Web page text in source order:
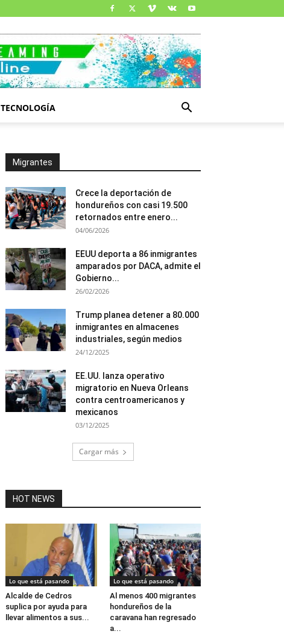
TECNOLOGÍA
Migrantes
Crece la deportación de
hondureños con casi 19.500
retornados entre enero...
04/06/2026
EEUU deporta a 86 inmigrantes
amparados por DACA, admite el
Gobierno...
26/02/2026
Trump planea detener a 80.000
inmigrantes en almacenes
industriales, según medios
24/12/2025
EE.UU. lanza operativo
migratorio en Nueva Orleans
contra centroamericanos y
mexicanos
03/12/2025
Cargar más
HOT NEWS
Lo que está pasando
Alcalde de Cedros
suplica por ayuda para
llevar alimentos a sus...
Lo que está pasando
Al menos 400 migrantes
hondureños de la
caravana han regresado
a...